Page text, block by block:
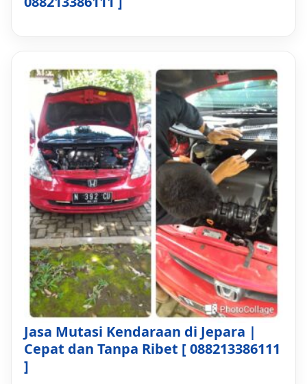
Jasa Mutasi Kendaraan di Jepara |
Cepat dan Tanpa Ribet [ 088213386111
]